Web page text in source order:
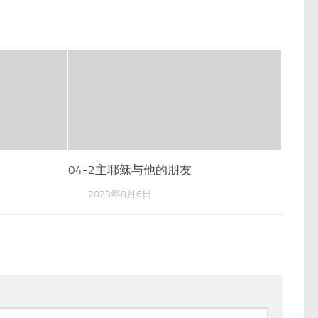
04-2主耶稣与他的朋友
2023年8月6日